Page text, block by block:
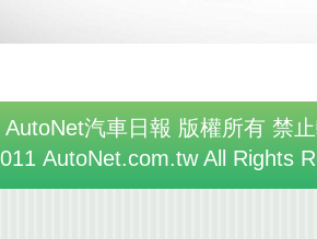
AutoNet汽車日報 版權所有 禁
AutoNet.com.tw All Rights